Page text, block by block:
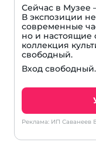
Сейчас в Музее
В экспозиции
современные
но и настоящие
коллекция
свободный.
Вход свободный.
Реклама: ИП Саванеев